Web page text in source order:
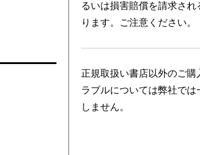
るいは損害賠償を請求され
ります。ご注意ください。
正規取扱い書店以外のご購
ラブルについては弊社では
しません。